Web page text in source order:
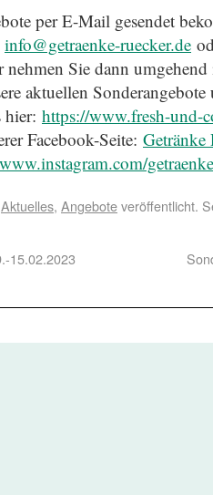
per E-Mail gesendet
info@getraenke-ruecker.de
Sie dann
aktuellen
hier: https://www.fresh-und-
Facebook-Seite: Getränke
Aktuelles, Angeboteveröffentlicht.
15.02.2023